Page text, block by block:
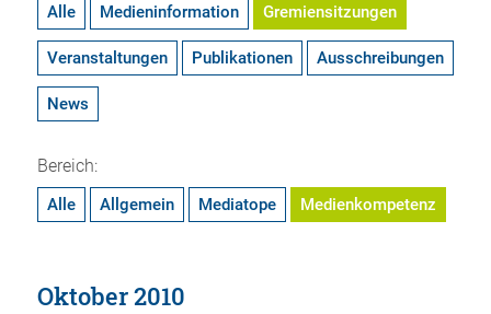
Alle Medieninformation Gremiensitzungen
Veranstaltungen Publikationen Ausschreibungen
News
Bereich:
Alle Allgemein Mediatope Medienkompetenz
Oktober 2010